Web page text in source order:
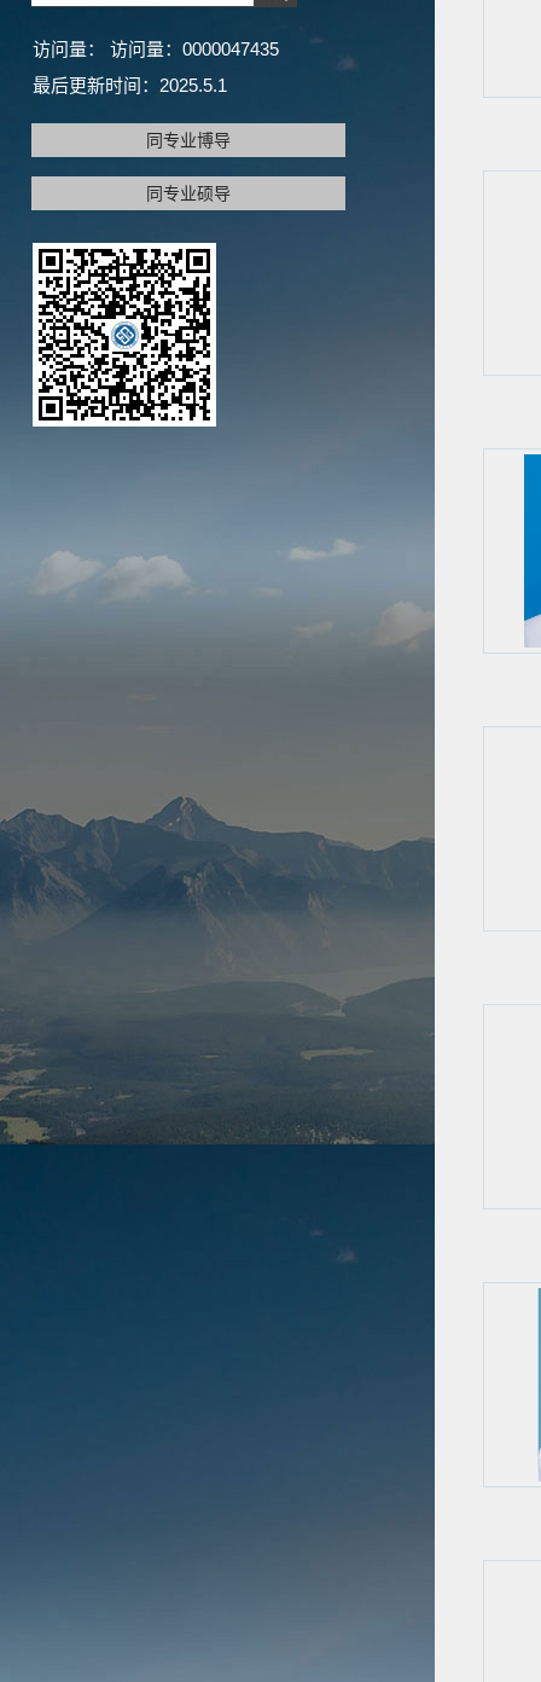
访问量： 访问量： 0000047435
最后更新时间： 2025.5.1
同专业博导
同专业硕导